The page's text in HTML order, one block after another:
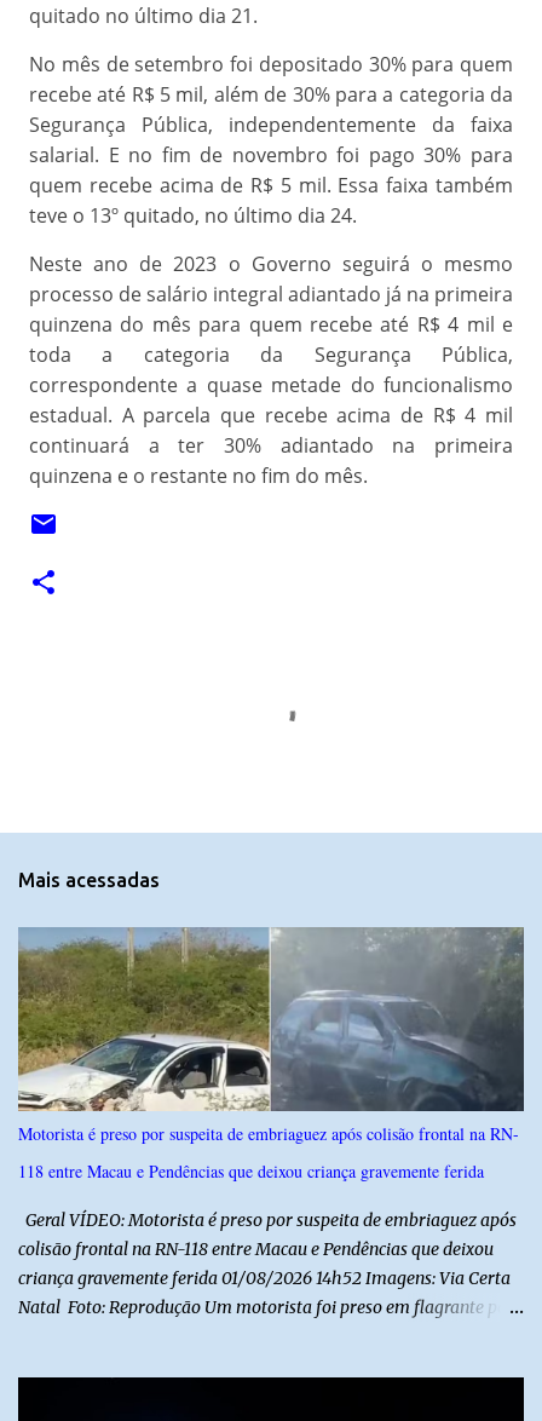
quitado no último dia 21.
No mês de setembro foi depositado 30% para quem
recebe até R$ 5 mil, além de 30% para a categoria da
Segurança Pública, independentemente da faixa
salarial. E no fim de novembro foi pago 30% para
quem recebe acima de R$ 5 mil. Essa faixa também
teve o 13º quitado, no último dia 24.
Neste ano de 2023 o Governo seguirá o mesmo
processo de salário integral adiantado já na primeira
quinzena do mês para quem recebe até R$ 4 mil e
toda a categoria da Segurança Pública,
correspondente a quase metade do funcionalismo
estadual. A parcela que recebe acima de R$ 4 mil
continuará a ter 30% adiantado na primeira
quinzena e o restante no fim do mês.
n
r
i
o
s
Mais acessadas
Motorista é preso por suspeita de embriaguez após colisão frontal na RN-
118 entre Macau e Pendências que deixou criança gravemente ferida
Geral VÍDEO: Motorista é preso por suspeita de embriaguez após
colisão frontal na RN-118 entre Macau e Pendências que deixou
criança gravemente ferida 01/08/2026 14h52 Imagens: Via Certa
Natal Foto: Reprodução Um motorista foi preso em flagrante por